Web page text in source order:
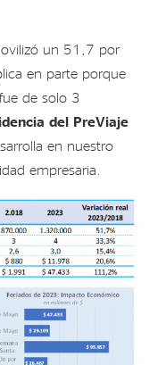
un 51,7 por
en parte porque
de solo 3
del PreViaje
en nuestro
empresaria.